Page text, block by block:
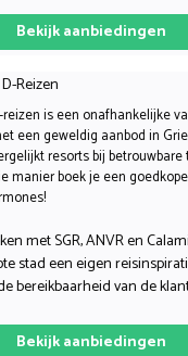
Bekijk aanbiedingen
D-Reizen
reizen is een onafhankelijke
een geweldig aanbod in
resorts bij betrouwbare
manier boek je een
met SGR, ANVR en
stad een eigen
bereikbaarheid van de
Bekijk aanbiedingen